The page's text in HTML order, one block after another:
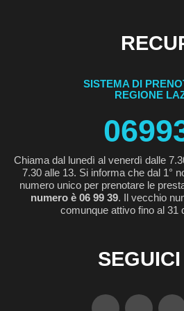
SISTEMA DI
REGIONE
Chiama dal lunedì al venerdì dalle
7.30 alle 13. Si informa che dal 1°
numero unico per prenotare le
numero è 06 99 39. Il vecchio
comunque attivo fino al 31